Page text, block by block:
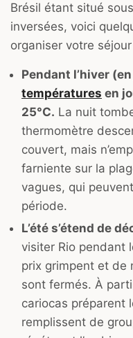
Brésil étant situé
inversées, voici
organiser votre
Pendant l’hiver
températures en
25°C. La nuit
thermomètre
couvert, mais
farniente sur la
vagues, qui
période.
L’été s’étend de
visiter Rio pendant
prix grimpent et de
sont fermés. À
cariocas préparent
remplissent de